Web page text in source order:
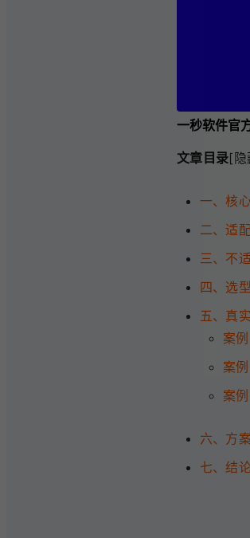
一秒软件官
文章目录[隐
一、核
二、适
三、不
四、选
五、真
案
案
案
六、方
七、结